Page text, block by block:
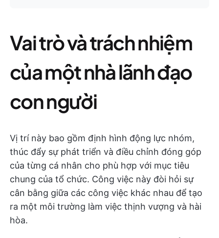
Vai trò và trách nhiệm
của một nhà lãnh đạo
con người
Vị trí này bao gồm định hình động lực nhóm,
thúc đẩy sự phát triển và điều chỉnh đóng góp
của từng cá nhân cho phù hợp với mục tiêu
chung của tổ chức. Công việc này đòi hỏi sự
cân bằng giữa các công việc khác nhau để tạo
ra một môi trường làm việc thịnh vượng và hài
hòa.